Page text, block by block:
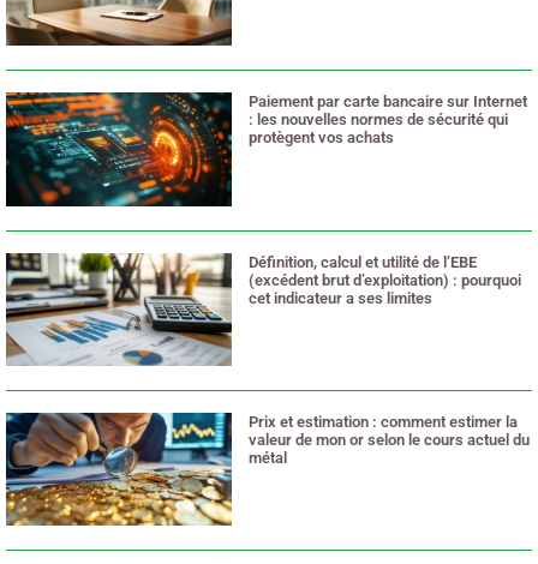
Paiement par carte bancaire sur Internet
: les nouvelles normes de sécurité qui
protègent vos achats
Définition, calcul et utilité de l’EBE
(excédent brut d’exploitation) : pourquoi
cet indicateur a ses limites
Prix et estimation : comment estimer la
valeur de mon or selon le cours actuel du
métal